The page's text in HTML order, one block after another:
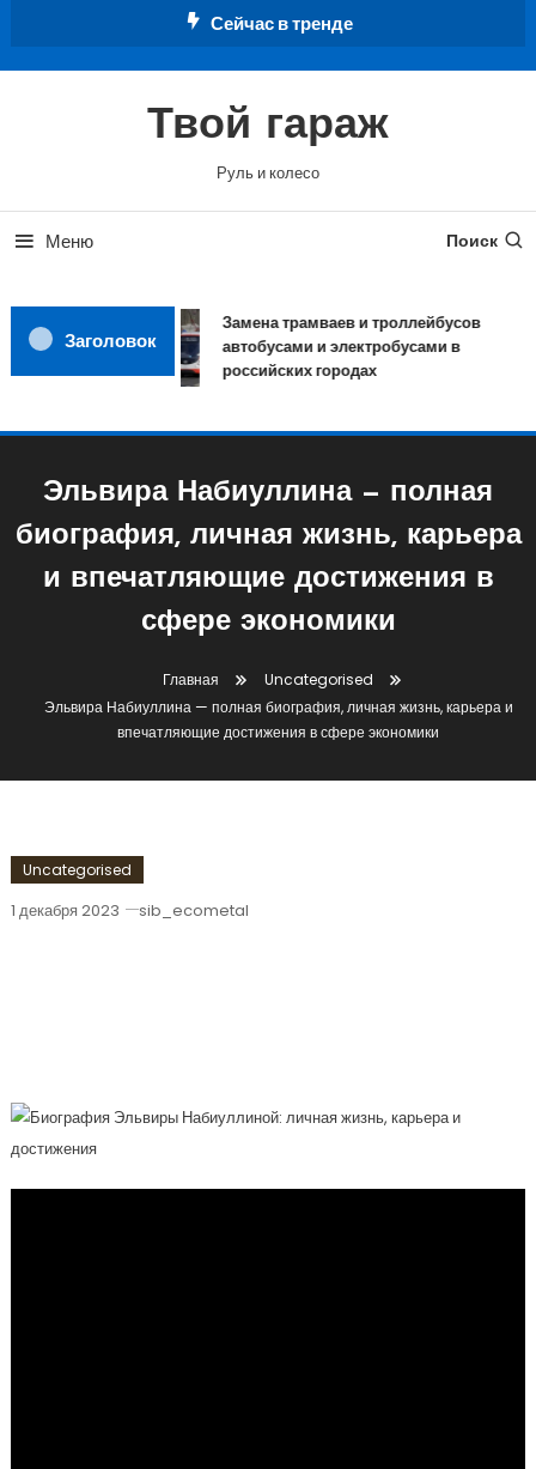
Сейчас в тренде
Твой гараж
Руль и колесо
Меню Поиск
Заголовок
Замена трамваев и троллейбусов
автобусами и электробусами в
российских городах
Эльвира Набиуллина — полная
биография, личная жизнь, карьера
и впечатляющие достижения в
сфере экономики
Главная
Uncategorised
Эльвира Набиуллина — полная биография, личная жизнь, карьера и
впечатляющие достижения в сфере экономики
Uncategorised
1 декабря 2023 sib_ecometal